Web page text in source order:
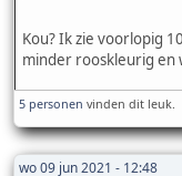
Kou? Ik zie voorlopig
minder rooskleurig en
5 personen vinden dit leuk.
wo 09 jun 2021 - 12:48